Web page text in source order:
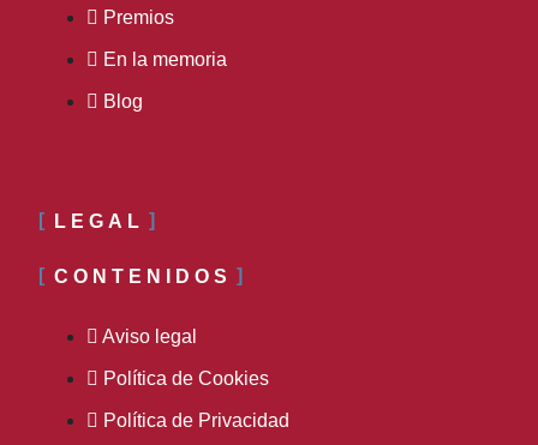
Premios
En la memoria
Blog
LEGAL
CONTENIDOS
Aviso legal
Política de Cookies
Política de Privacidad